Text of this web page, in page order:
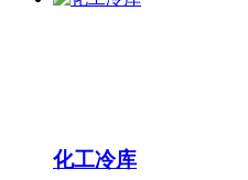
化工冷库